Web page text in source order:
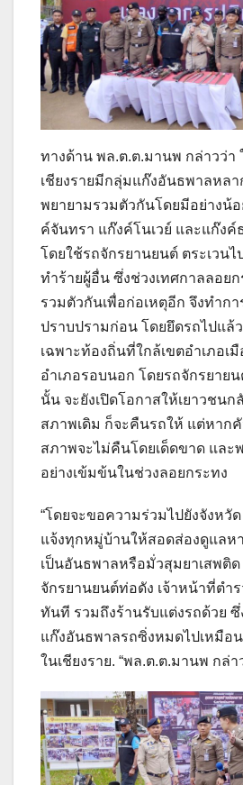
ทางด้าน พล.ต.ต.มานพ กล่าวว่า
เชียงรายมีกลุ่มแก๊งอันธพาลหล
พยายามรวมตัวกันโดยมีอย่างน้
ค์จันทรา แก๊งค์โนเวย์ และแก๊งค์
โดยใช้รถจักรยานยนต์ ตระเวน
ทำร้ายผู้อื่น ซึ่งช่วงเทศกาลลอยก
รวมตัวกันเพื่อก่อเหตุอีก จึงทำก
ปราบปรามก่อน โดยยึดรถไปแล้
เฉพาะท้องถิ่นที่ใกล้เขตอำเภอเมื
อำเภอรอบนอก โดยรถจักรยาย
นั้น จะยังเปิดโอกาสให้เยาวชน
สภาพเดิม ก็จะคืนรถให้ แต่หาก
สภาพจะไม่คืนโดยเด็ดขาด และ
อย่างเข้มข้นในช่วงลอยกระทง
“โดยจะขอความร่วมไปยังจังหวั
แจ้งทุกหมู่บ้านให้สอดส่องดูแลห
เป็นอันธพาลหรือมั่วสุมยาเสพติ
จักรยานยนต์ท่อดัง เจ้าหน้าที่ตำร
ทันที รวมถึงร้านรับแต่งรถด้วย
แก๊งอันธพาลรถซิ่งหมดไปเหมือ
ในเชียงราย. “พล.ต.ต.มานพ กล่า